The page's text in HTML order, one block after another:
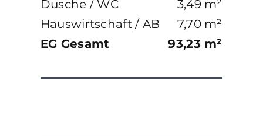
Dusche / WC
3,49 m²
Hauswirtschaft / AB
7,70 m²
EG Gesamt
93,23 m²